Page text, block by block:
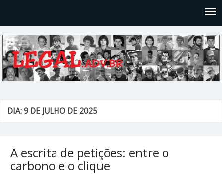
DIA: 9 DE JULHO DE 2025
A escrita de petições: entre o
carbono e o clique